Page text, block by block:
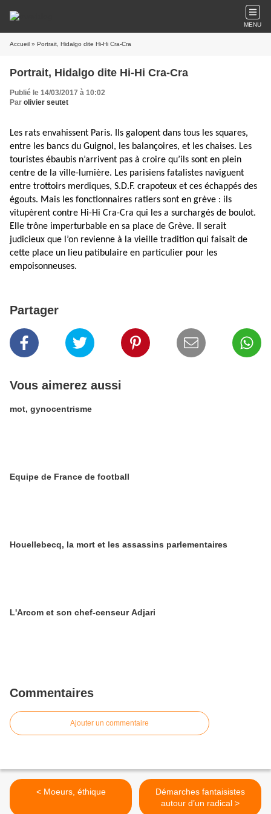
MENU
Accueil » Portrait, Hidalgo dite Hi-Hi Cra-Cra
Portrait, Hidalgo dite Hi-Hi Cra-Cra
Publié le 14/03/2017 à 10:02
Par olivier seutet
Les rats envahissent Paris. Ils galopent dans tous les squares,
entre les bancs du Guignol, les balançoires, et les chaises. Les
touristes ébaubis n’arrivent pas à croire qu’ils sont en plein
centre de la ville-lumière. Les parisiens fatalistes naviguent
entre trottoirs merdiques, S.D.F. crapoteux et ces échappés des
égouts. Mais les fonctionnaires ratiers sont en grève : ils
vitupèrent contre Hi-Hi Cra-Cra qui les a surchargés de boulot.
Elle trône imperturbable en sa place de Grève. Il serait
judicieux que l’on revienne à la vieille tradition qui faisait de
cette place un lieu patibulaire en particulier pour les
empoisonneuses.
Partager
Vous aimerez aussi
mot, gynocentrisme
Equipe de France de football
Houellebecq, la mort et les assassins parlementaires
L'Arcom et son chef-censeur Adjari
Commentaires
Ajouter un commentaire
< Moeurs, éthique
Démarches fantaisistes
autour d’un radical >